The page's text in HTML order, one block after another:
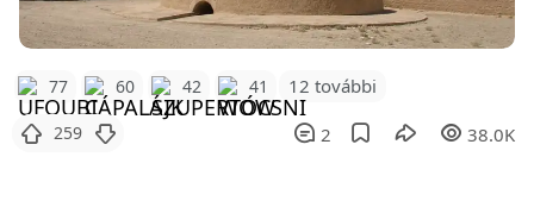
77 60 42 41 12 további
259 2 38.0K